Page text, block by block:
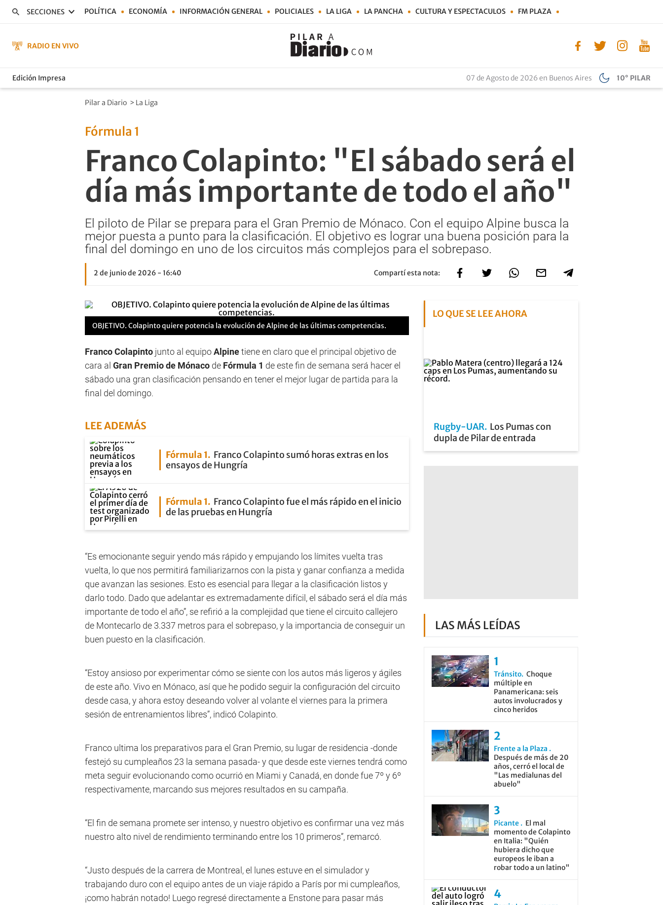
SECCIONES POLÍTICA ECONOMÍA INFORMACIÓN GENERAL POLICIALES LA LIGA LA PANCHA CULTURA Y ESPECTACULOS FM PLAZA
RADIO EN VIVO
Edición Impresa 07 de Agosto de 2026 en Buenos Aires 10° PILAR
Pilar a Diario > La Liga
Fórmula 1
Franco Colapinto: "El sábado será el
día más importante de todo el año"
El piloto de Pilar se prepara para el Gran Premio de Mónaco. Con el equipo Alpine busca la
mejor puesta a punto para la clasificación. El objetivo es lograr una buena posición para la
final del domingo en uno de los circuitos más complejos para el sobrepaso.
2 de junio de 2026 - 16:40 Compartí esta nota:
OBJETIVO. Colapinto quiere potencia la evolución de Alpine de las últimas competencias.
Franco Colapinto junto al equipoAlpinetiene en claro que el principal objetivo de
cara al Gran Premio de Mónaco de Fórmula 1 de este fin de semana será hacer el
sábado una gran clasificación pensando en tener el mejor lugar de partida para la
final del domingo.
LEE ADEMÁS
Fórmula 1
Franco Colapinto sumó horas extras en los
ensayos de Hungría
Fórmula 1
Franco Colapinto fue el más rápido en el inicio
de las pruebas en Hungría
“Es emocionante seguir yendo más rápido y empujando los límites vuelta tras
vuelta, lo que nos permitirá familiarizarnos con la pista y ganar confianza a medida
que avanzan las sesiones. Esto es esencial para llegar a la clasificación listos y
darlo todo. Dado que adelantar es extremadamente difícil, el sábado será el día más
importante de todo el año”, se refirió a la complejidad que tiene el circuito callejero
de Montecarlo de 3.337 metros para el sobrepaso, y la importancia de conseguir un
buen puesto en la clasificación.
“Estoy ansioso por experimentar cómo se siente con los autos más ligeros y ágiles
de este año. Vivo en Mónaco, así que he podido seguir la configuración del circuito
desde casa, y ahora estoy deseando volver al volante el viernes para la primera
sesión de entrenamientos libres”, indicó Colapinto.
Franco ultima los preparativos para el Gran Premio, su lugar de residencia -donde
festejó su cumpleaños 23 la semana pasada- y que desde este viernes tendrá como
meta seguir evolucionando como ocurrió en Miami y Canadá, en donde fue 7º y 6º
respectivamente, marcando sus mejores resultados en su campaña.
“El fin de semana promete ser intenso, y nuestro objetivo es confirmar una vez más
nuestro alto nivel de rendimiento terminando entre los 10 primeros”, remarcó.
“Justo después de la carrera de Montreal, el lunes estuve en el simulador y
trabajando duro con el equipo antes de un viaje rápido a París por mi cumpleaños,
¡como habrán notado! Luego regresé directamente a Enstone para pasar más
LO QUE SE LEE AHORA
Rugby-UAR Los Pumas con
dupla de Pilar de entrada
LAS MÁS LEÍDAS
Tránsito Choque
múltiple en
Panamericana: seis
autos involucrados y
cinco heridos
Frente a la Plaza
Después de más de 20
años, cerró el local de
"Las medialunas del
abuelo"
Picante
El mal
momento de Colapinto
en Italia: "Quién
hubiera dicho que
europeos le iban a
robar todo a un latino"